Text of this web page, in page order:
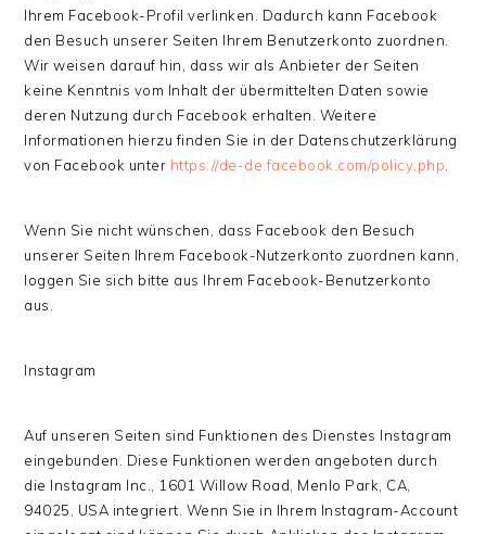
Ihrem Facebook-Profil verlinken. Dadurch kann Facebook
den Besuch unserer Seiten Ihrem Benutzerkonto zuordnen.
Wir weisen darauf hin, dass wir als Anbieter der Seiten
keine Kenntnis vom Inhalt der übermittelten Daten sowie
deren Nutzung durch Facebook erhalten. Weitere
Informationen hierzu finden Sie in der Datenschutzerklärung
von Facebook unter https://de-de.facebook.com/policy.php
Wenn Sie nicht wünschen, dass Facebook den Besuch
unserer Seiten Ihrem Facebook-Nutzerkonto zuordnen kann,
loggen Sie sich bitte aus Ihrem Facebook-Benutzerkonto
aus.
Instagram
Auf unseren Seiten sind Funktionen des Dienstes Instagram
eingebunden. Diese Funktionen werden angeboten durch
die Instagram Inc., 1601 Willow Road, Menlo Park, CA,
94025, USA integriert. Wenn Sie in Ihrem Instagram-Account